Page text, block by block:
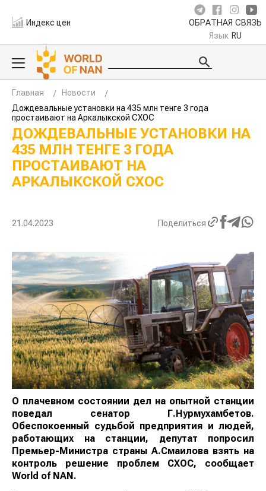
Индекс цен ОБРАТНАЯ СВЯЗЬ
Язык RU
Главная
Новости
Дождевальные установки на 435 млн тенге 3 года
простаивают на Аркалыкской СХОС
ДОЖДЕВАЛЬНЫЕ УСТАНОВКИ НА
435 МЛН ТЕНГЕ 3 ГОДА
ПРОСТАИВАЮТ НА
АРКАЛЫКСКОЙ СХОС
21.04.2023 Поделиться
О плачевном состоянии дел на опытной станции
поведал сенатор Г.Нурмухамбетов.
Обеспокоенный судьбой предприятия и людей,
работающих на станции, депутат попросил
Премьер-Министра страны А.Смаилова взять на
контроль решение проблем СХОС, сообщает
World of NAN .